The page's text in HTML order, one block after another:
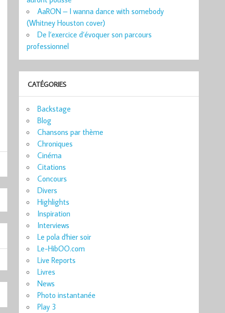
AaRON – I wanna dance with somebody
(Whitney Houston cover)
De l’exercice d’évoquer son parcours
professionnel
CATÉGORIES
Backstage
Blog
Chansons par thème
Chroniques
Cinéma
Citations
Concours
Divers
Highlights
Inspiration
Interviews
Le pola d'hier soir
Le-HibOO.com
Live Reports
Livres
News
Photo instantanée
Play 3